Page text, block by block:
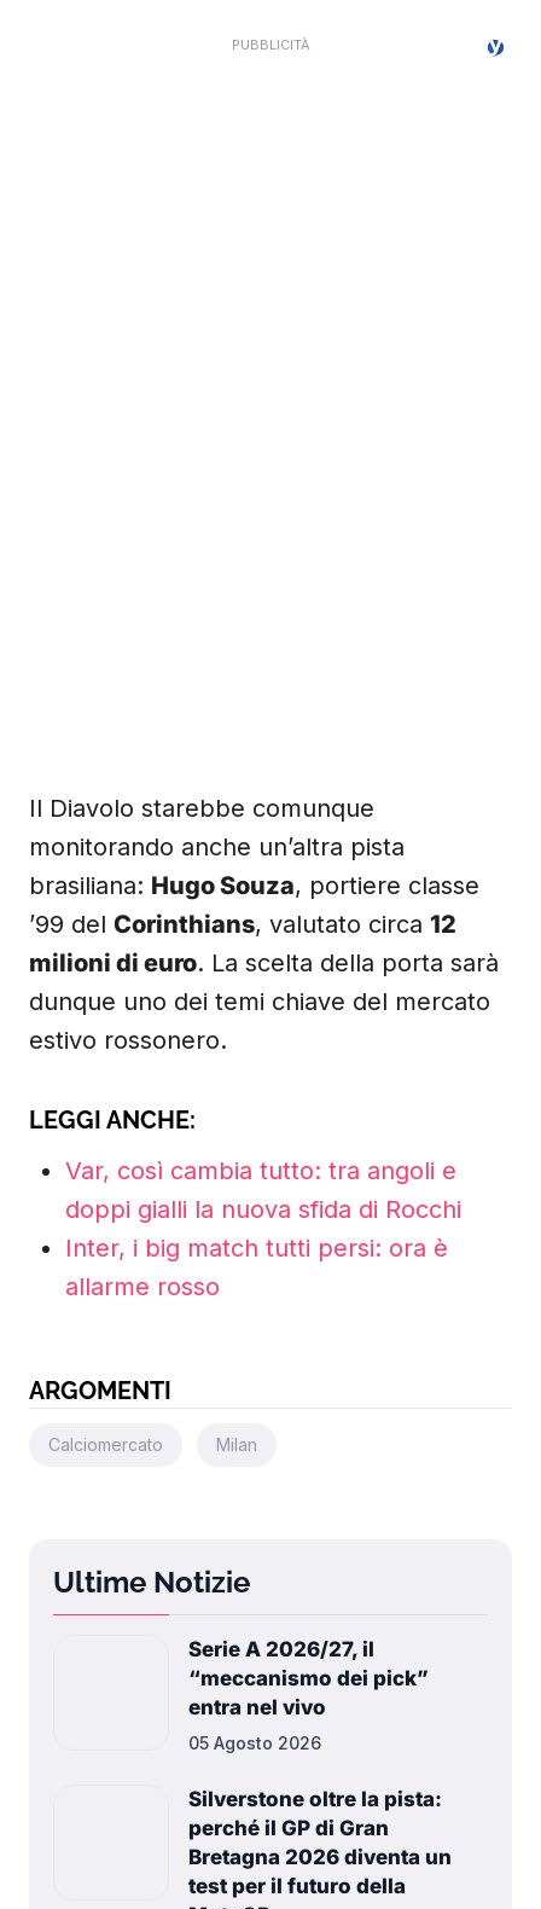
Il Diavolo starebbe comunque
monitorando anche un’altra pista
brasiliana: Hugo Souza, portiere classe
’99 del Corinthians, valutato circa 12
milioni di euro. La scelta della porta sarà
dunque uno dei temi chiave del mercato
estivo rossonero.
LEGGI ANCHE:
Var, così cambia tutto: tra angoli e
doppi gialli la nuova sfida di Rocchi
Inter, i big match tutti persi: ora è
allarme rosso
ARGOMENTI
Calciomercato Milan
Ultime Notizie
Serie A 2026/27, il
“meccanismo dei pick”
entra nel vivo
05 Agosto 2026
Silverstone oltre la pista:
perché il GP di Gran
Bretagna 2026 diventa un
test per il futuro della